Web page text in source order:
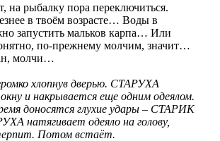
на рыбалку пора переключиться.
в твоём возрасте… Воды в
запустить мальков карпа… Или
по-прежнему молчим, значит…
молчи…
хлопнув дверью. СТАРУХА
и накрывается еще одним одеялом.
доносятся глухие удары – СТАРИК
натягивает одеяло на голову,
Потом встаёт.